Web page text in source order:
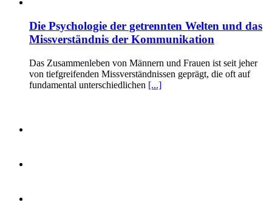
Die Psychologie der getrennten Welten und das
Missverständnis der Kommunikation
Das Zusammenleben von Männern und Frauen ist seit jeher
von tiefgreifenden Missverständnissen geprägt, die oft auf
fundamental unterschiedlichen [...]